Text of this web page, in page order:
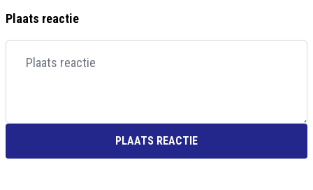
Plaats reactie
PLAATS REACTIE